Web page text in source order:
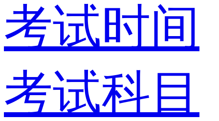
考试时间
考试科目